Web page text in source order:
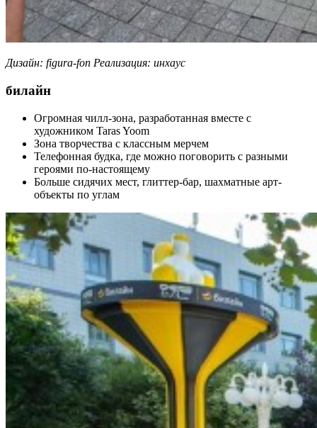
Дизайн: figura-fon Реализация: инхаус
билайн
Огромная чилл-зона, разработанная вместе с
художником Taras Yoom
Зона творчества с классным мерчем
Телефонная будка, где можно поговорить с разными
героями по-настоящему
Больше сидячих мест, глиттер-бар, шахматные арт-
объекты по углам